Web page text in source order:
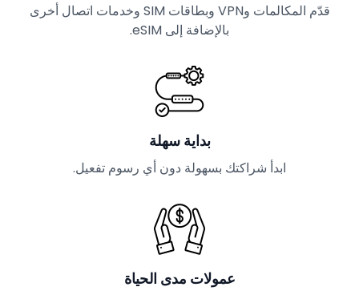
قدّم المكالمات وVPN وبطاقات SIM وخدمات اتصال أخرى
بالإضافة إلى eSIM.
بداية سهلة
ابدأ شراكتك بسهولة دون أي رسوم تفعيل.
عمولات مدى الحياة